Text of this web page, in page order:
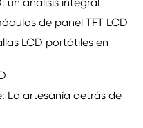
de panel TFT LCD
LCD portátiles en
La artesanía detrás de